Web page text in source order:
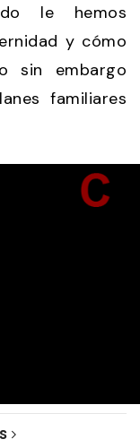
le hemos
y cómo
sin embargo
familiares